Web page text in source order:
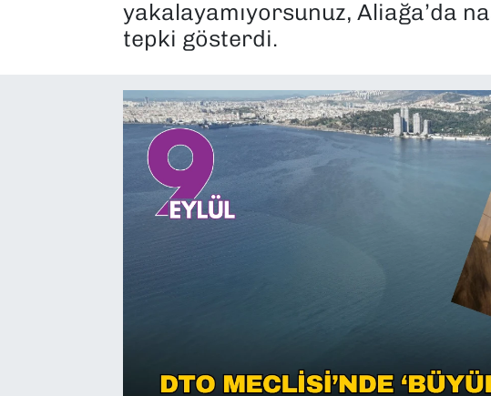
yakalayamıyorsunuz, Aliağa’da
tepki gösterdi.
TEKNOLOJİ
YEREL YÖNETİMLER